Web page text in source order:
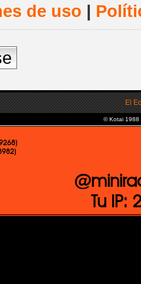
de uso |
El
© Kotai 1988
Tu IP: